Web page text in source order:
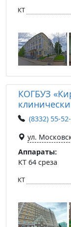
КТ
КОГБУЗ
(8332) 55-
ул.
Аппараты:
КТ 64 среза
КТ